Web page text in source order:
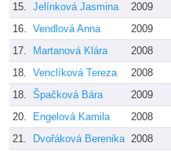
15. Jelínková Jasmina 2009
16. Vendlová Anna 2009
17.
Martanová Klára 2008
18. Venclíková Tereza 2008
18. Špačková Bára 2009
20.
Engelová Kamila 2008
21.
Dvořáková Berenika 2008